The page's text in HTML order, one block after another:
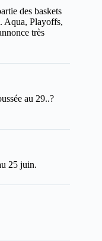
des baskets
Aqua, Playoffs,
très
au 29..?
25 juin.